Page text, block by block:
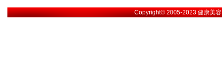
Copyright© 2005-2023健康美